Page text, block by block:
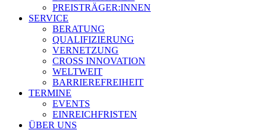
PREISTRÄGER:INNEN
SERVICE
BERATUNG
QUALIFIZIERUNG
VERNETZUNG
CROSS INNOVATION
WELTWEIT
BARRIEREFREIHEIT
TERMINE
EVENTS
EINREICHFRISTEN
ÜBER UNS